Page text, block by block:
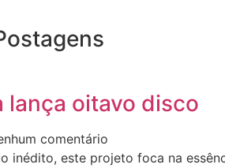
lança oitavo disco
comentário
inédito, este projeto foca na